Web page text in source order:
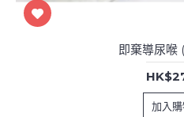
即棄導尿喉
加入